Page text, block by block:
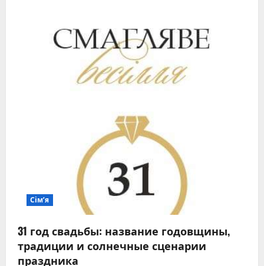
идеи
подарков
никелевую
годовщину
Сім’я
31 год свадьбы: название годовщины,
традиции и солнечные сценарии
праздника